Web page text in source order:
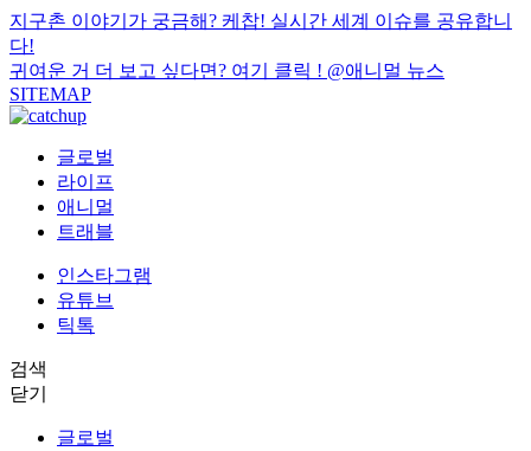
지구촌 이야기가 궁금해? 케찹! 실시간 세계 이슈를 공유합니
다!
귀여운 거 더 보고 싶다면? 여기 클릭 ! @애니멀 뉴스
SITEMAP
글로벌
라이프
애니멀
트래블
인스타그램
유튜브
틱톡
검색
닫기
글로벌